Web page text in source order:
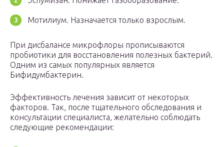
Мотилиум. Назначается только взрослым.
При дисбалансе микрофлоры прописываются
пробиотики для восстановления полезных бактерий.
Одним из самых популярных является
Бифидумбактерин.
Эффективность лечения зависит от некоторых
факторов. Так, после тщательного обследования и
консультации специалиста, желательно соблюдать
следующие рекомендации: